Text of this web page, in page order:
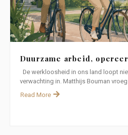
Duurzame arbeid,
De werkloosheid in ons land loopt
verwachting in. Matthijs Bouman
Read More